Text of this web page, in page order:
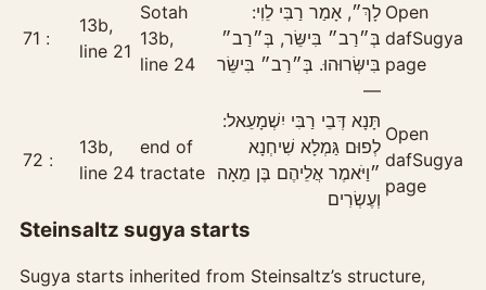
71
13b,
line 21
Sotah
13b,
line 24
לָךְ״, אָמַר רַבִּי לֵוִי:
בְּ״רַב״ בִּישֵּׂר, בְּ״רַב״
בִּישְּׂרוּהוּ. בְּ״רַב״ בִּישֵּׂר
—
Open
dafSugya
page
72
13b,
line 24
end of
tractate
תָּנָא דְּבֵי רַבִּי יִשְׁמָעֵאל:
לְפוּם גַּמְלָא שִׁיחְנָא
״וַיֹּאמֶר אֲלֵיהֶם בֶּן מֵאָה
וְעֶשְׂרִים
Open
dafSugya
page
Steinsaltz sugya starts
Sugya starts inherited from Steinsaltz’s structure,